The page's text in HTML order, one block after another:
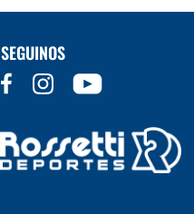
SEGUINOS